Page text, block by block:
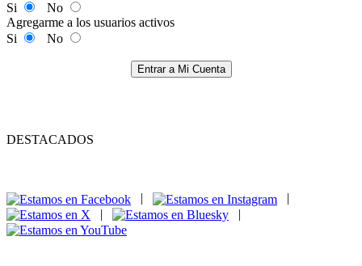
Si
No
Agregarme a los usuarios activos
Si
No
Entrar a Mi Cuenta
DESTACADOS
|
|